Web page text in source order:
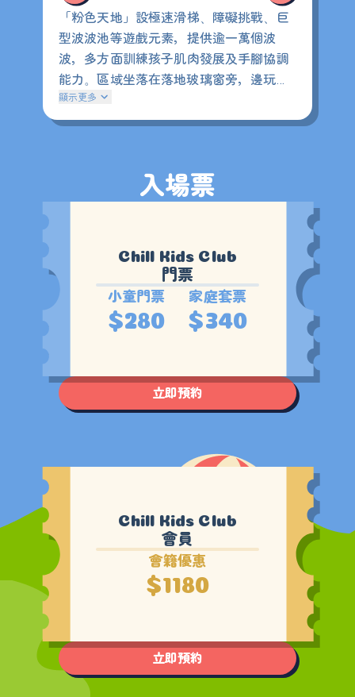
「粉色天地」設極速滑梯、 障礙挑戰、
巨
型波波池等遊戲元素，提供逾一萬個波
波，多方面訓練孩子肌肉發展及手腳協調
能力。區域坐落在落地玻璃窗旁，邊玩邊
近距離欣賞飛機升空！
顯示更多
入場票
門票
小童門票
$280
家庭套票
$340
立即預約
會員
會籍優惠
$1180
立即預約